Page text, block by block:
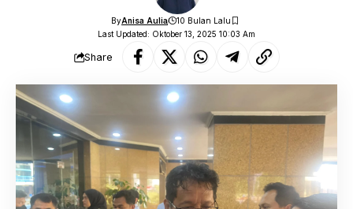
Last Updated: Oktober 13, 2025 10:03 Am
ByAnisa Aulia 10 Bulan Lalu
Share